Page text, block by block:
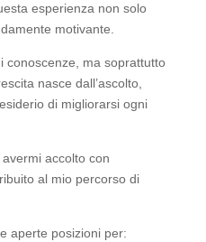
esperienza non solo
motivante.
conoscenze, ma soprattutto
nasce dall’ascolto,
di migliorarsi ogni
accolto con
al mio percorso di
aperte posizioni per: